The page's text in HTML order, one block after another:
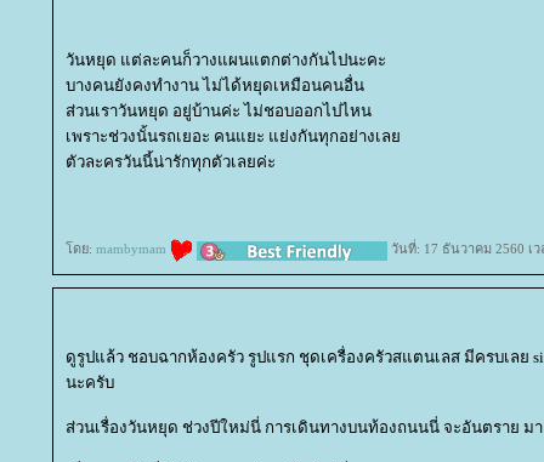
วันหยุด แต่ละคนก็วางแผนแตกต่างกันไปนะคะ
บางคนยังคงทำงาน ไม่ได้หยุดเหมือนคนอื่น
ส่วนเราวันหยุด อยู่บ้านค่ะ ไม่ชอบออกไปไหน
เพราะช่วงนั้นรถเยอะ คนแยะ แย่งกันทุกอย่างเล
ตัวละครวันนี้น่ารักทุกตัวเลยค่ะ
ดย: mambymam วันที่: 17 ธันวาคม 2560 เว
ดูรูปแล้ว ชอบฉากห้องครัว รูปแรก ชุดเครื่องครัวสแตนเลส มีครบเลย
นะครับ
ส่วนเรื่องวันหยุด ช่วงปีใหม่นี่ การเดินทางบนท้องถนนนี่ จะอันตราย ม